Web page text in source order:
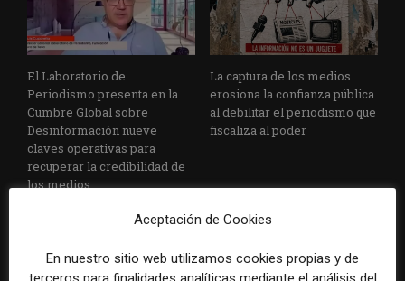
El Laboratorio de
Periodismo presenta en la
Cumbre Global sobre
Desinformación nueve
claves operativas para
recuperar la credibilidad de
los medios
La captura de los medios
erosiona la confianza pública
al debilitar el periodismo que
fiscaliza al poder
Aceptación de Cookies
En nuestro sitio web utilizamos cookies propias y de